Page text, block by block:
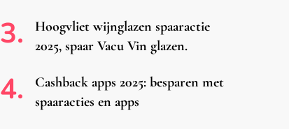
Hoogvliet wijnglazen spaaractie
2025, spaar Vacu Vin glazen.
Cashback apps 2025: besparen met
spaaracties en apps